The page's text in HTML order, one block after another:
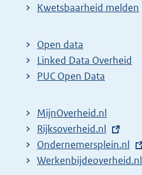
E
t
e
r
l
i
n
k
Kwetsbaarheid melden
Open data
Linked Data Overheid
PUC Open Data
MijnOverheid.nl
E
x
t
Rijksoverheid.nl
E
x
Ondernemersplein.nl
E
Werkenbijdeoverheid.nl